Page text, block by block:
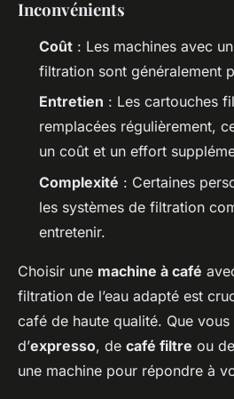
Inconvénients
Coût : Les machines avec
filtration sont généralement
Entretien : Les cartouches
remplacées régulièrement,
un coût et un effort
Complexité : Certaines
les systèmes de filtration
entretenir.
Choisir une machine à café
filtration de l’eau adapté est
café de haute qualité. Que
d’expresso, de café filtre ou de
une machine pour répondre à